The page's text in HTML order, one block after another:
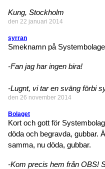
Kung, Stockholm
den 22 januari 2014
syrran
Smeknamn på
-Fan jag har ingen bira!
-Lugnt, vi tar en sväng förbi
den 26 november 2014
Bolaget
Kort och gott för
döda och begravda, gubbar.
samma, nu döda, gubbar.
-Kom precis hem från OBS!